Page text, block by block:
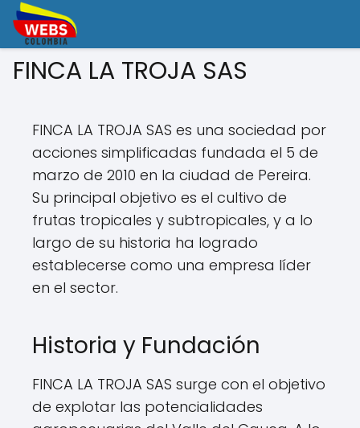
FINCA LA TROJA SAS
FINCA LA TROJA SAS es una sociedad por
acciones simplificadas fundada el 5 de
marzo de 2010 en la ciudad de Pereira.
Su principal objetivo es el cultivo de
frutas tropicales y subtropicales, y a lo
largo de su historia ha logrado
establecerse como una empresa líder
en el sector.
Historia y Fundación
FINCA LA TROJA SAS surge con el objetivo
de explotar las potencialidades